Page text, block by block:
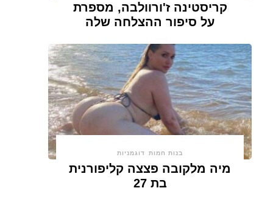
קריסטינה ז'ורוולבה, מספרת
על סיפור ההצלחה שלה
בנות חמות דוגמניות
מיה מלקובה פצצה קליפורנית
בת 27